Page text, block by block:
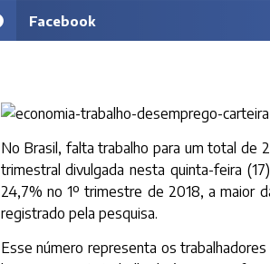
Facebook
No Brasil, falta trabalho para um total de
trimestral divulgada nesta quinta-feira
24,7% no 1º trimestre de 2018, a maior
registrado pela pesquisa.
Esse número representa os